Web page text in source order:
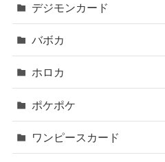
デジモンカード
バボカ
ホロカ
ポケポケ
ワンピースカード